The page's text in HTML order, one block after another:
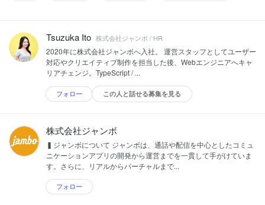
Tsuzuka Ito 株式会社ジャンボ / HR
2020年に株式会社ジャンボへ入社。 運営スタッフとしてユーザー
対応やクリエイティブ制作を担当した後、Webエンジニアへキャ
リアチェンジ。TypeScript / ...
フォロー この人と話せる募集を見る
株式会社ジャンボ
▍ジャンボについて ジャンボは、通話や配信を中心としたコミュ
ニケーションアプリの開発から運営までを一貫して手がけていま
す。さらに、リアルからバーチャルまで...
フォロー